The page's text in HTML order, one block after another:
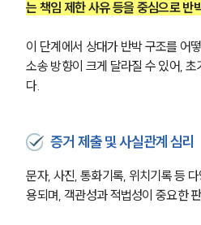
는 책임 제한 사유 등을 중심으로 반
이 단계에서 상대가 반박 구조를 어
소송 방향이 크게 달라질 수 있어, 초
다.
증거 제출 및 사실관계 심리
문자, 사진, 통화기록, 위치기록 등
용되며, 객관성과 적법성이 중요한